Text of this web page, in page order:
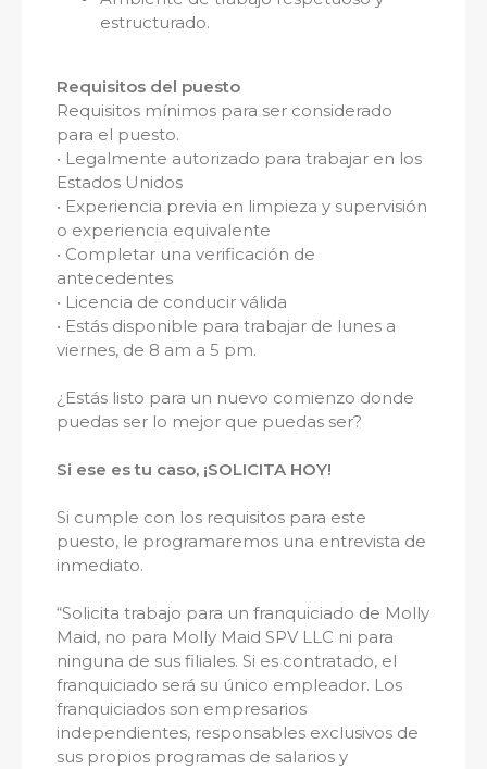
estructurado.
Requisitos del puesto
Requisitos mínimos para ser considerado
para el puesto.
• Legalmente autorizado para trabajar en los
Estados Unidos
• Experiencia previa en limpieza y supervisión
o experiencia equivalente
• Completar una verificación de
antecedentes
• Licencia de conducir válida
• Estás disponible para trabajar de lunes a
viernes, de 8 am a 5 pm.
¿Estás listo para un nuevo comienzo donde
puedas ser lo mejor que puedas ser?
Si ese es tu caso, ¡SOLICITA HOY!
Si cumple con los requisitos para este
puesto, le programaremos una entrevista de
inmediato.
“Solicita trabajo para un franquiciado de Molly
Maid, no para Molly Maid SPV LLC ni para
ninguna de sus filiales. Si es contratado, el
franquiciado será su único empleador. Los
franquiciados son empresarios
independientes, responsables exclusivos de
sus propios programas de salarios y